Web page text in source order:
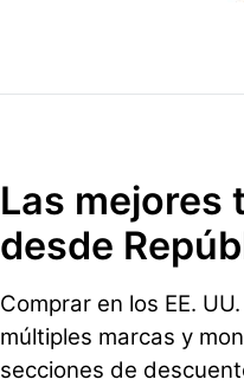
Las mejores
desde
Comprar en los EE.
múltiples marcas y
secciones de